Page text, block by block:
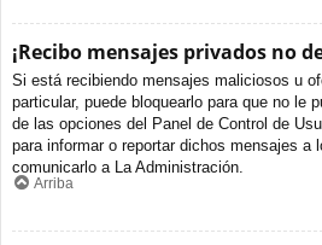
¡Recibo mensajes privados no
Si está recibiendo mensajes maliciosos u
particular, puede bloquearlo para que no le
de las opciones del Panel de Control de
para informar o reportar dichos mensajes a
comunicarlo a La Administración.
Arriba